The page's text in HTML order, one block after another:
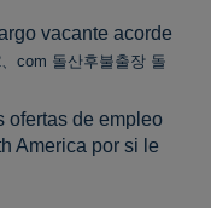
vacante acorde
com 돌산후불출장 돌
ofertas de empleo
America por si le